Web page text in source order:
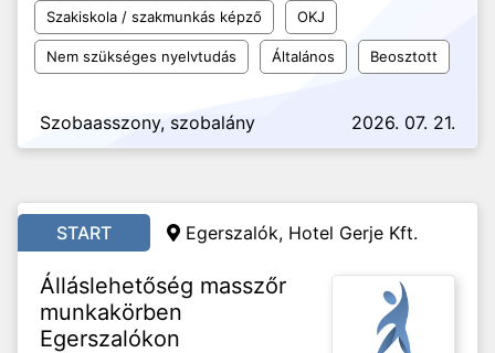
Szakiskola / szakmunkás képző OKJ
Nem szükséges nyelvtudás Általános Beosztott
Szobaasszony, szobalány 2026. 07. 21.
START Egerszalók, Hotel Gerje Kft.
Álláslehetőség masszőr
munkakörben
Egerszalókon